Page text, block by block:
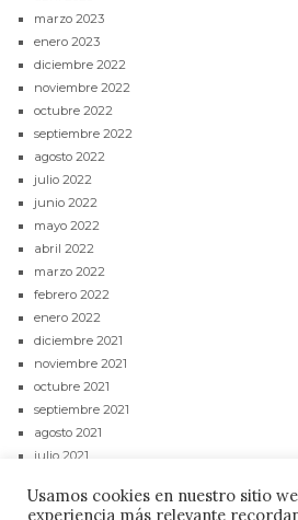
marzo 2023
enero 2023
diciembre 2022
noviembre 2022
octubre 2022
septiembre 2022
agosto 2022
julio 2022
junio 2022
mayo 2022
abril 2022
marzo 2022
febrero 2022
enero 2022
diciembre 2021
noviembre 2021
octubre 2021
septiembre 2021
agosto 2021
julio 2021
mayo 2021
Usamos cookies en nuestro sitio
experiencia más relevante